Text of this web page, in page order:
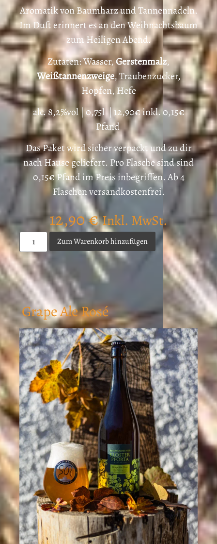
Aromatik von Baumharz und Tannennadeln.
Im Duft erinnert es an den Weihnachtsbaum
zum Heiligen Abend.
Zutaten: Wasser,Gerstenmalz,
Weißtannenzweige, Traubenzucker,
Hopfen, Hefe
alc. 8,2%vol | 0,75l | 12,90€ inkl. 0,15€
Pfand
Das Paket wird sicher verpackt und zu dir
nach Hause geliefert. Pro Flasche sind sind
0,15€ Pfand im Preis inbegriffen. Ab 4
Flaschen versandkostenfrei.
12,90€Inkl. MwSt.
Zum Warenkorb hinzufügen
Grape Ale Rosé